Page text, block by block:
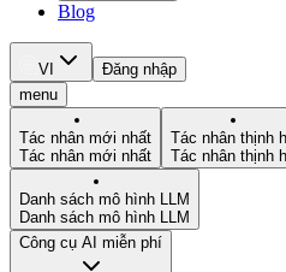
Blog
VI
Đăng nhập
menu
Tác nhân mới nhất
Tác nhân mới nhất
Tác nhân thịnh
Tác nhân thịnh
Danh sách mô hình LLM
Danh sách mô hình LLM
Công cụ AI miễn phí